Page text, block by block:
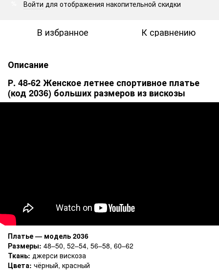
Войти для отображения накопительной скидки
В избранное К сравнению
Описание
Р. 48-62 Женское летнее спортивное платье
(код 2036) больших размеров из вискозы
Платье — модель 2036
Размеры: 48–50, 52–54, 56–58, 60–62
Ткань: джерси вискоза
Цвета: чёрный, красный